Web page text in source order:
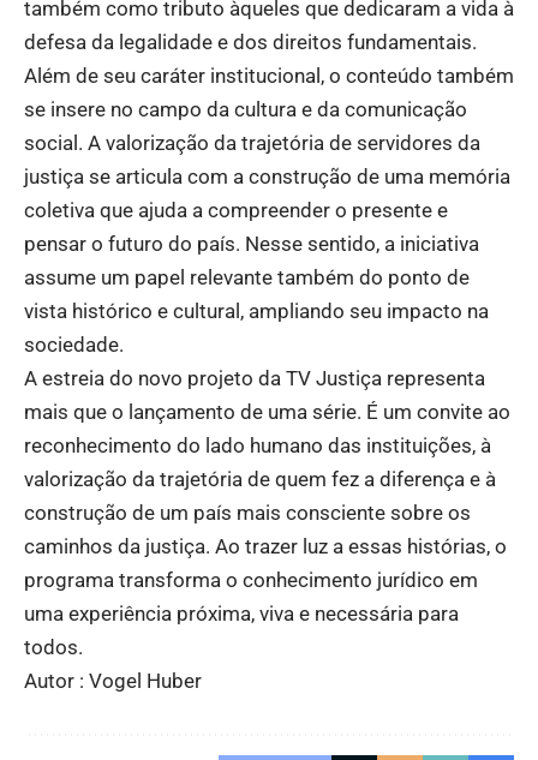
também como tributo àqueles que dedicaram a vida à
defesa da legalidade e dos direitos fundamentais.
Além de seu caráter institucional, o conteúdo também
se insere no campo da cultura e da comunicação
social. A valorização da trajetória de servidores da
justiça se articula com a construção de uma memória
coletiva que ajuda a compreender o presente e
pensar o futuro do país. Nesse sentido, a iniciativa
assume um papel relevante também do ponto de
vista histórico e cultural, ampliando seu impacto na
sociedade.
A estreia do novo projeto da TV Justiça representa
mais que o lançamento de uma série. É um convite ao
reconhecimento do lado humano das instituições, à
valorização da trajetória de quem fez a diferença e à
construção de um país mais consciente sobre os
caminhos da justiça. Ao trazer luz a essas histórias, o
programa transforma o conhecimento jurídico em
uma experiência próxima, viva e necessária para
todos.
Autor : Vogel Huber